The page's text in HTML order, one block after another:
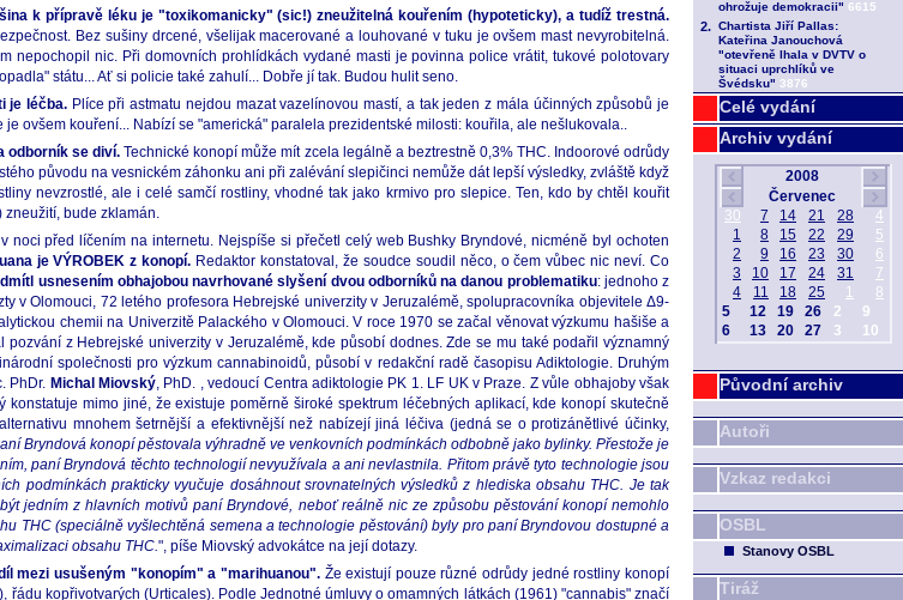
Celé vydání
Archiv vydání
Původní archiv
Autoři
Vzkaz redakci
OSBL
Stanovy OSBL
Tiráž
k přípravě léku je "toxikomanicky" (sic!) zneužitelná kouřením (hypoteticky), a tudíž trestná.
Bez sušiny drcené, všelijak macerované a louhované v tuku je ovšem mast nevyrobitelná.
nepochopil nic. Při domovních prohlídkách vydané masti je povinna police vrátit, tukové polotovary
státu... Ať si policie také zahulí... Dobře jí tak. Budou hulit seno.
je léčba. Plíce při astmatu nejdou mazat vazelínovou mastí, a tak jeden z mála účinných způsobů je
ovšem kouření... Nabízí se "americká" paralela prezidentské milosti: kouřila, ale nešlukovala..
odborník se diví. Technické konopí může mít zcela legálně a beztrestně 0,3% THC. Indoorové odrůdy
původu na vesnickém záhonku ani při zalévání slepičinci nemůže dát lepší výsledky, zvláště když
nevzrostlé, ale i celé samčí rostliny, vhodné tak jako krmivo pro slepice. Ten, kdo by chtěl kouřit
zneužití, bude zklamán.
před líčením na internetu. Nejspíše si přečetl celý web Bushky Bryndové, nicméně byl ochoten
je VÝROBEK z konopí. Redaktor konstatoval, že soudce soudil něco, o čem vůbec nic neví. Co
usnesením obhajobou navrhované slyšení dvou odborníků na danou problematiku: jednoho z
v Olomouci, 72 letého profesora Hebrejské univerzity v Jeruzalémě, spolupracovníka objevitele Δ9-
chemii na Univerzitě Palackého v Olomouci. V roce 1970 se začal věnovat výzkumu hašiše a
z Hebrejské univerzity v Jeruzalémě, kde působí dodnes. Zde se mu také podařil významný
společnosti pro výzkum cannabinoidů, působí v redakční radě časopisu Adiktologie. Druhým
PhDr. Michal Miovský, PhD. , vedoucí Centra adiktologie PK 1. LF UK v Praze. Z vůle obhajoby však
konstatuje mimo jiné, že existuje poměrně široké spektrum léčebných aplikací, kde konopí skutečně
mnohem šetrnější a efektivnější než nabízejí jiná léčiva (jedná se o protizánětlivé účinky,
Bryndová konopí pěstovala výhradně ve venkovních podmínkách odbobně jako bylinky. Přestože je
paní Bryndová těchto technologií nevyužívala a ani nevlastnila. Přitom právě tyto technologie jsou
podmínkách prakticky vyučuje dosáhnout srovnatelných výsledků z hlediska obsahu THC. Je tak
jedním z hlavních motivů paní Bryndové, neboť reálně nic ze způsobu pěstování konopí nemohlo
THC (speciálně vyšlechtěná semena a technologie pěstování) byly pro paní Bryndovou dostupné a
obsahu THC.", píše Miovský advokátce na její dotazy.
mezi usušeným "konopím" a "marihuanou". Že existují pouze různé odrůdy jedné rostliny konopí
kopřivotvarých (Urticales). Podle Jednotné úmluvy o omamných látkách (1961) "cannabis" značí